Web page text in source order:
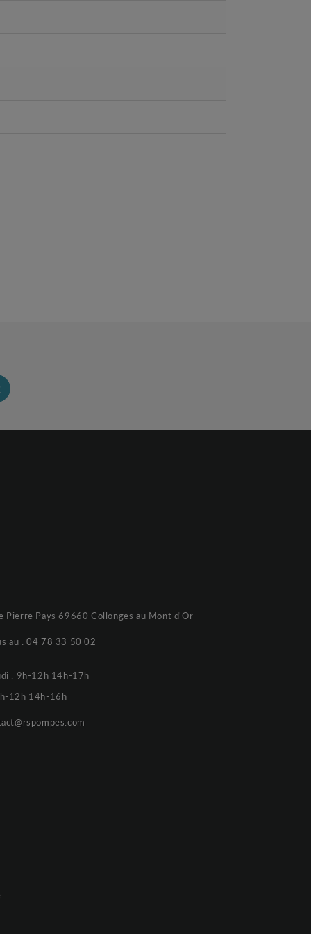
Pierre Pays 69660 Collonges au Mont d'Or
au :04 78 33 50 02
: 9h-12h 14h-17h
12h 14h-16h